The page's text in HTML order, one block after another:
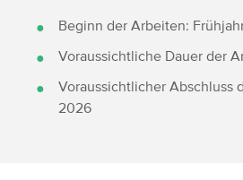
Beginn der Arbeiten:
Voraussichtliche Dauer der
Voraussichtlicher Abschluss
2026